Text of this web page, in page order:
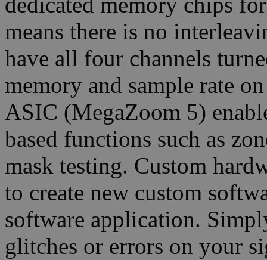
means there is no
have all four channels
memory and sample rate
ASIC (MegaZoom 5)
based functions such as
mask testing. Custom
to create new custom
software application.
glitches or errors on your